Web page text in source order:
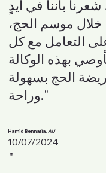
بأننا في أيدٍ
خلال موسم الحج،
التعامل مع كل
بهذه الوكالة
الحج بسهولة
وراحة."
Hamid Bennatia,AU
10/07/2024
"